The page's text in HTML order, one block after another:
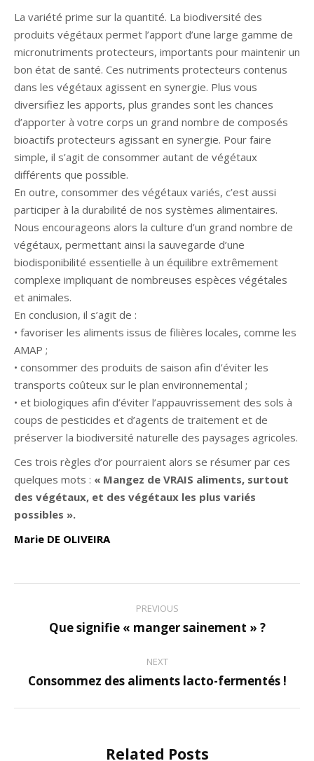
La variété prime sur la quantité. La biodiversité des
produits végétaux permet l’apport d’une large gamme de
micronutriments protecteurs, importants pour maintenir un
bon état de santé. Ces nutriments protecteurs contenus
dans les végétaux agissent en synergie. Plus vous
diversifiez les apports, plus grandes sont les chances
d’apporter à votre corps un grand nombre de composés
bioactifs protecteurs agissant en synergie. Pour faire
simple, il s’agit de consommer autant de végétaux
différents que possible.
En outre, consommer des végétaux variés, c’est aussi
participer à la durabilité de nos systèmes alimentaires.
Nous encourageons alors la culture d’un grand nombre de
végétaux, permettant ainsi la sauvegarde d’une
biodisponibilité essentielle à un équilibre extrêmement
complexe impliquant de nombreuses espèces végétales
et animales.
En conclusion, il s’agit de :
• favoriser les aliments issus de filières locales, comme les
AMAP ;
• consommer des produits de saison afin d’éviter les
transports coûteux sur le plan environnemental ;
• et biologiques afin d’éviter l’appauvrissement des sols à
coups de pesticides et d’agents de traitement et de
préserver la biodiversité naturelle des paysages agricoles.
Ces trois règles d’or pourraient alors se résumer par ces
quelques mots : « Mangez de VRAIS aliments, surtout
des végétaux, et des végétaux les plus variés
possibles ».
Marie DE OLIVEIRA
navigation
PREVIOUS
Previous
Que signifie « manger sainement » ?
NEXT
Next
Consommez des aliments lacto-fermentés !
Related Posts